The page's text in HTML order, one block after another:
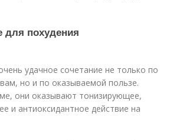
похудения
удачное сочетание не только по
но и по оказываемой пользе.
они оказывают тонизирующее,
и антиоксидантное действие на